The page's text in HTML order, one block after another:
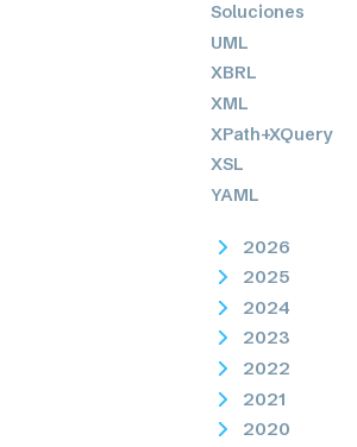
Soluciones
UML
XBRL
XML
XPath+XQuery
XSL
YAML
2026
2025
2024
2023
2022
2021
2020